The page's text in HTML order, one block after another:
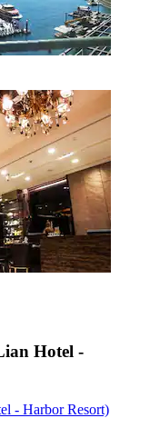
Hotel -
- Harbor Resort)